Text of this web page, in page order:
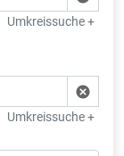
Umkreissuche +
Umkreissuche +